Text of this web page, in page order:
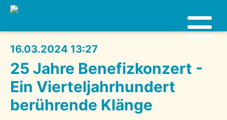
16.03.2024 13:27
25 Jahre Benefizkonzert -
Ein Vierteljahrhundert
berührende Klänge